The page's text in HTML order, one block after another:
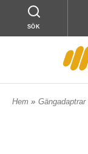
SÖK
Hem » Gängadaptrar